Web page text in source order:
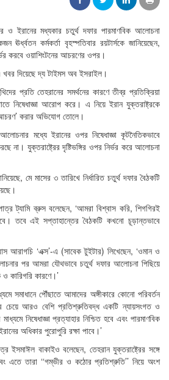
ও ইরানের মধ্যকার চতুর্থ দফার পারমাণবিক আলোচনা
কর্মকর্তা বৃহস্পতিবার রয়টার্সকে জানিয়েছেন,
করবে ওয়াশিংটনের আচরণের ওপর।
দিয়েছে দ্য টাইমস অব ইসরাইল।
প্রতি তেহরানের সমর্থনের কারণে তীব্র প্রতিক্রিয়া
নিষেধাজ্ঞা আরোপ করে। এ নিয়ে ইরান যুক্তরাষ্ট্রকে
করার অভিযোগ তোলে।
মধ্যে ইরানের ওপর নিষেধাজ্ঞা কূটনৈতিকভাবে
না। যুক্তরাষ্ট্রের দৃষ্টিভঙ্গির ওপর নির্ভর করে আলোচনা
মে মাসের ৩ তারিখে নির্ধারিত চতুর্থ দফার বৈঠকটি
ট্যামি ব্রুস বলেছেন, ‘আমরা বিশ্বাস করি, শিগগিরই
তবে এই সপ্তাহান্তের বৈঠকটি কখনো চূড়ান্তভাবে
আরাগচি ‘এক্স’-এ (সাবেক টুইটার) লিখেছেন, ‘ওমান ও
পর আমরা যৌথভাবে চতুর্থ দফার আলোচনা পিছিয়ে
ও কারিগরি কারণে।’
সমাধানে পৌঁছাতে আমাদের অঙ্গীকারে কোনো পরিবর্তন
আরও বেশি প্রতিশ্রুতিবদ্ধ একটি ন্যায়সংগত ও
নিষেধাজ্ঞা প্রত্যাহার নিশ্চিত হবে এবং পারমাণবিক
অধিকার পুরোপুরি রক্ষা পাবে।’
ইসমাঈল বাকাইও বলেছেন, তেহরান যুক্তরাষ্ট্রের সঙ্গে
এতে তারা ‘‘গম্ভীর ও কঠোর প্রতিশ্রুতি’’ নিয়ে অংশ